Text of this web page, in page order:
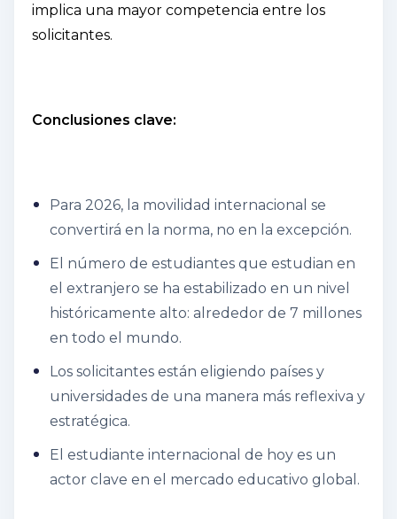
implica una mayor competencia entre los
solicitantes.
Conclusiones clave:
Para 2026, la movilidad internacional se
convertirá en la norma, no en la excepción.
El número de estudiantes que estudian en
el extranjero se ha estabilizado en un nivel
históricamente alto: alrededor de 7 millones
en todo el mundo.
Los solicitantes están eligiendo países y
universidades de una manera más reflexiva y
estratégica.
El estudiante internacional de hoy es un
actor clave en el mercado educativo global.